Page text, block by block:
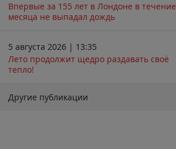
Впервые за 155 лет в Лондоне в течение
месяца не выпадал дождь
5 августа 2026 | 13:35
Лето продолжит щедро раздавать своё
тепло!
Другие публикации